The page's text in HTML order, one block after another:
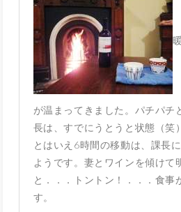
が温まってきました。パチパチ
長は、すでにうとうと状態（笑
とはいえ6時間の移動は、課長
ようです。妻とワインを傾けて
と．．．トントン！．．．食事
す。